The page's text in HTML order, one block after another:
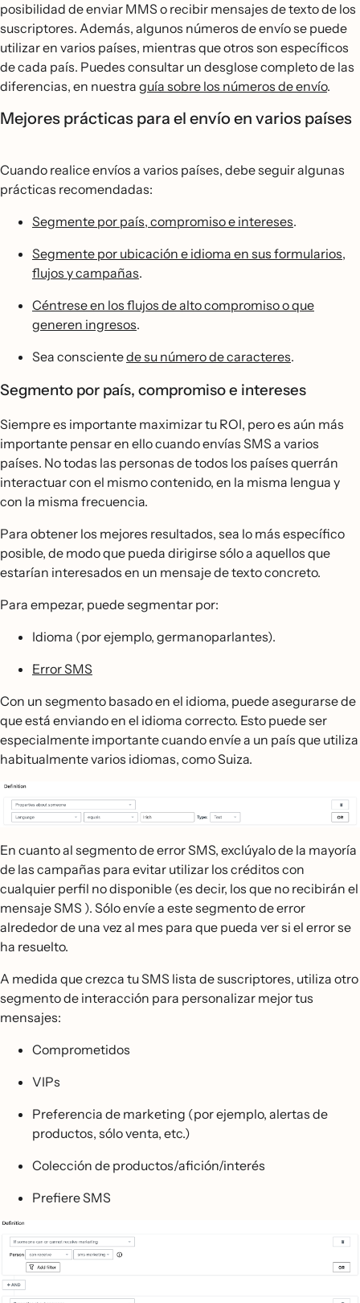
posibilidad de enviar MMS o recibir mensajes de texto de los
suscriptores. Además, algunos números de envío se puede
utilizar en varios países, mientras que otros son específicos
de cada país. Puedes consultar un desglose completo de las
diferencias, en nuestra guía sobre los números de envío.
Mejores prácticas para el envío en varios países
Cuando realice envíos a varios países, debe seguir algunas
prácticas recomendadas:
Segmente por país, compromiso e intereses.
Segmente por ubicación e idioma en sus formularios,
flujos y campañas.
Céntrese en los flujos de alto compromiso o que
generen ingresos.
Sea conscientede su número de caracteres.
Segmento por país, compromiso e intereses
Siempre es importante maximizar tu ROI, pero es aún más
importante pensar en ello cuando envías SMS a varios
países. No todas las personas de todos los países querrán
interactuar con el mismo contenido, en la misma lengua y
con la misma frecuencia.
Para obtener los mejores resultados, sea lo más específico
posible, de modo que pueda dirigirse sólo a aquellos que
estarían interesados en un mensaje de texto concreto.
Para empezar, puede segmentar por:
Idioma (por ejemplo, germanoparlantes).
Error SMS
Con un segmento basado en el idioma, puede asegurarse de
que está enviando en el idioma correcto. Esto puede ser
especialmente importante cuando envíe a un país que utiliza
habitualmente varios idiomas, como Suiza.
En cuanto al segmento de error SMS, exclúyalo de la mayoría
de las campañas para evitar utilizar los créditos con
cualquier perfil no disponible (es decir, los que no recibirán el
mensaje SMS ). Sólo envíe a este segmento de error
alrededor de una vez al mes para que pueda ver si el error se
ha resuelto.
A medida que crezca tu SMS lista de suscriptores, utiliza otro
segmento de interacción para personalizar mejor tus
mensajes:
Comprometidos
VIPs
Preferencia de marketing (por ejemplo, alertas de
productos, sólo venta, etc.)
Colección de productos/afición/interés
Prefiere SMS